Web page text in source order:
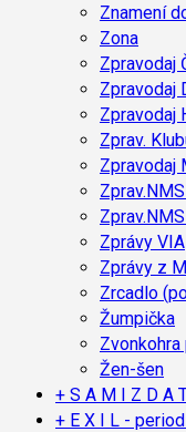
Znamení
Zona
Zpravodaj
Zpravodaj
Zpravodaj
Zprav.
Zpravodaj
Zprávy VIA
Zprávy z
Zrcadlo
Žumpička
Žen-šen
+ S A M I Z D A
+ E X I L -